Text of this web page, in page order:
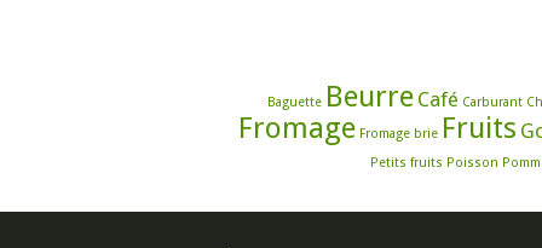
Baguette Beurre Café Carburant
Fromage Fromage brie Fruits
Petits fruits Poisson